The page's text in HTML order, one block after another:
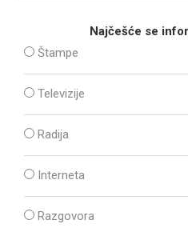
Najčešće se
Štampe
Televizije
Radija
Interneta
Razgovora